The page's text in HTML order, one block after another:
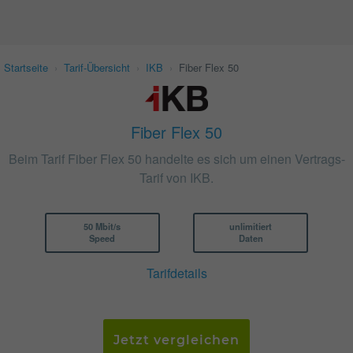
Startseite Tarif-Übersicht IKB Fiber Flex 50
Fiber Flex 50
Beim Tarif Fiber Flex 50 handelte es sich um einen Vertrags-
Tarif von IKB.
50 Mbit/s
Speed
unlimitiert
Daten
Tarifdetails
Jetzt vergleichen